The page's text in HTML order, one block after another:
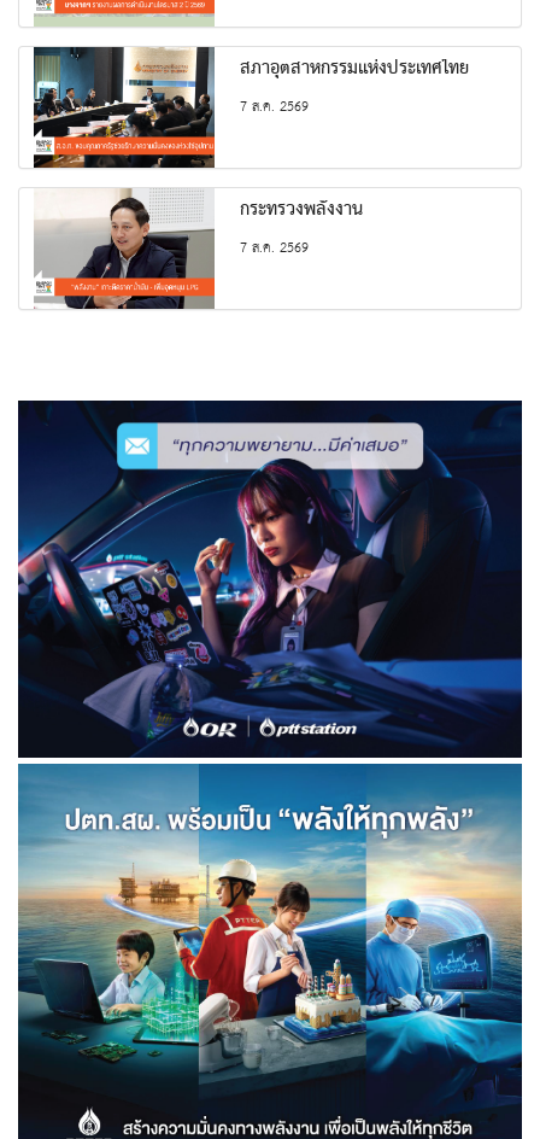
สภาอุตสาหกรรมแห่งประเทศไทย
7 ส.ค. 2569
กระทรวงพลังงาน
7 ส.ค. 2569